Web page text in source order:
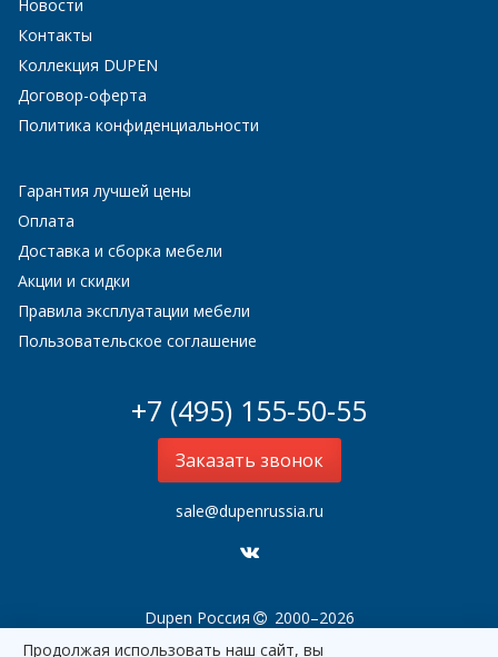
Новости
Контакты
Коллекция DUPEN
Договор-оферта
Политика конфиденциальности
Гарантия лучшей цены
Оплата
Доставка и сборка мебели
Акции и скидки
Правила эксплуатации мебели
Пользовательское соглашение
+7 (495) 155-50-55
Заказать звонок
sale@dupenrussia.ru
Dupen Россия
2000–2026
Продолжая использовать наш сайт, вы